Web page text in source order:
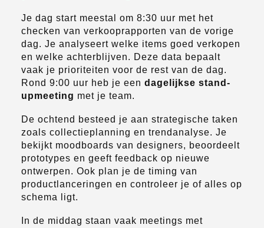
Je dag start meestal om 8:30 uur met het
checken van verkooprapporten van de vorige
dag. Je analyseert welke items goed verkopen
en welke achterblijven. Deze data bepaalt
vaak je prioriteiten voor de rest van de dag.
Rond 9:00 uur heb je een dagelijkse stand-
upmeeting met je team.
De ochtend besteed je aan strategische taken
zoals collectieplanning en trendanalyse. Je
bekijkt moodboards van designers, beoordeelt
prototypes en geeft feedback op nieuwe
ontwerpen. Ook plan je de timing van
productlanceringen en controleer je of alles op
schema ligt.
In de middag staan vaak meetings met